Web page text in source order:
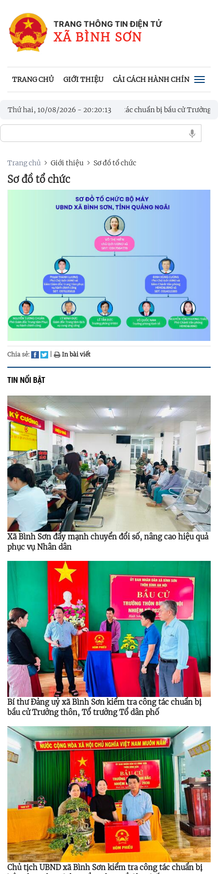
TRANG THÔNG TIN ĐIỆN TỬ
XÃ BÌNH SƠN
TRANG CHỦ GIỚI THIỆU CẢI CÁCH HÀNH CHÍNH
Thứ hai, 10/08/2026 - 20:20:14
xã Bình Sơn kiểm tra công tác chuẩn bị bầu cử Trưởng thôn,
Trang chủ Giới thiệu Sơ đồ tổ chức
Sơ đồ tổ chức
Chia sẻ: In bài viết
TIN NỔI BẬT
Xã Bình Sơn đẩy mạnh chuyển đổi số, nâng cao hiệu quả
phục vụ Nhân dân
Bí thư Đảng uỷ xã Bình Sơn kiểm tra công tác chuẩn bị
bầu cử Trưởng thôn, Tổ trưởng Tổ dân phố
Chủ tịch UBND xã Bình Sơn kiểm tra công tác chuẩn bị